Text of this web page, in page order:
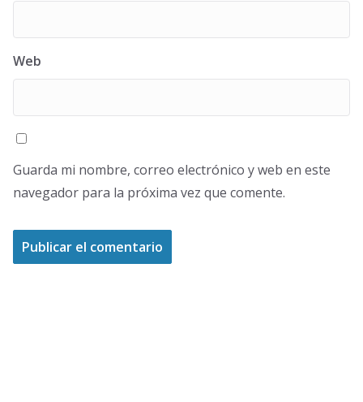
Web
Guarda mi nombre, correo electrónico y web en este
navegador para la próxima vez que comente.